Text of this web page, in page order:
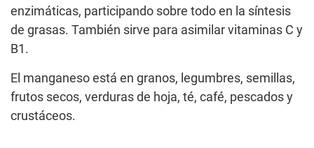
enzimáticas, participando sobre todo en la síntesis
de grasas. También sirve para asimilar vitaminas C y
B1.
El manganeso está en granos, legumbres, semillas,
frutos secos, verduras de hoja, té, café, pescados y
crustáceos.